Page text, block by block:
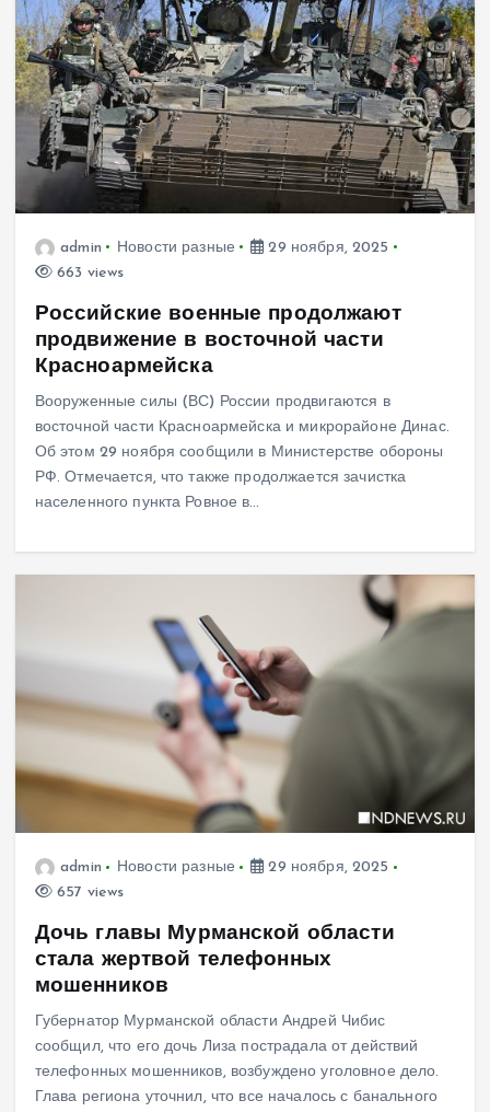
admin Новости разные
29 ноября, 2025
663 views
Российские военные продолжают
продвижение в восточной части
Красноармейска
Вооруженные силы (ВС) России продвигаются в
восточной части Красноармейска и микрорайоне Динас.
Об этом 29 ноября сообщили в Министерстве обороны
РФ. Отмечается, что также продолжается зачистка
населенного пункта Ровное в…
admin Новости разные
29 ноября, 2025
657 views
Дочь главы Мурманской области
стала жертвой телефонных
мошенников
Губернатор Мурманской области Андрей Чибис
сообщил, что его дочь Лиза пострадала от действий
телефонных мошенников, возбуждено уголовное дело.
Глава региона уточнил, что все началось с банального